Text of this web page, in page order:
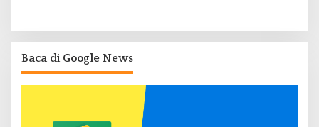
Baca di Google News